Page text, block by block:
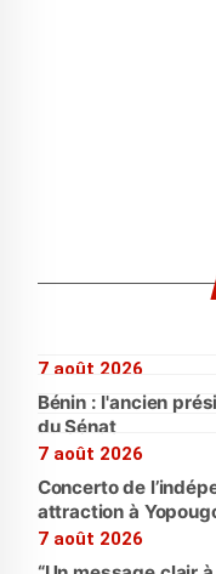
7 août 2026
Bénin : l'ancien
du Sénat
7 août 2026
Concerto de
attraction à
7 août 2026